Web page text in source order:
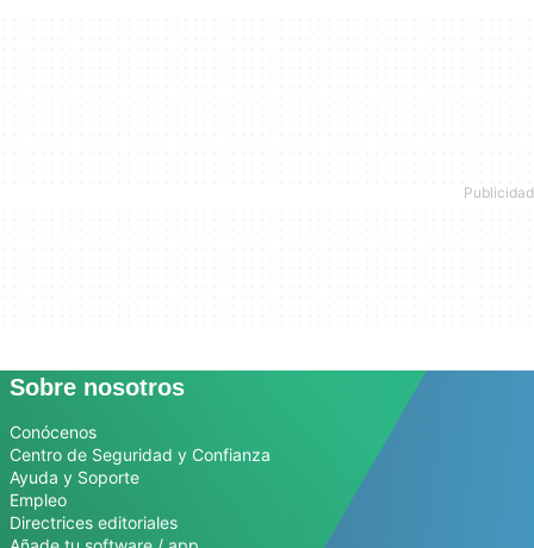
Sobre nosotros
Conócenos
Centro de Seguridad y Confianza
Ayuda y Soporte
Empleo
Directrices editoriales